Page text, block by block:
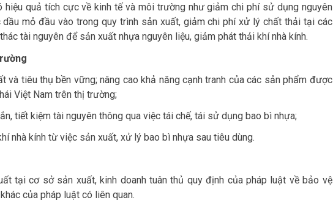
hiệu quả tích cực về kinh tế và môi trường như giảm chi phí sử dụng nguyên
dầu mỏ đầu vào trong quy trình sản xuất, giảm chi phí xử lý chất thải tại các
tài nguyên để sản xuất nhựa nguyên liệu, giảm phát thải khí nhà kính.
và tiêu thụ bền vững; nâng cao khả năng cạnh tranh của các sản phẩm được
Việt Nam trên thị trường;
tiết kiệm tài nguyên thông qua việc tái chế, tái sử dụng bao bì nhựa;
nhà kính từ việc sản xuất, xử lý bao bì nhựa sau tiêu dùng.
tại cơ sở sản xuất, kinh doanh tuân thủ quy định của pháp luật về bảo vệ
của pháp luật có liên quan.